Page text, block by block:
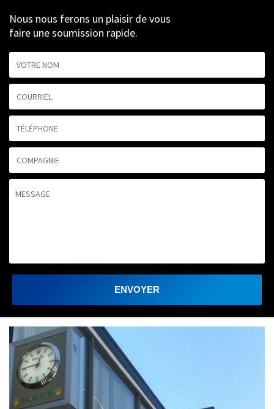
Nous nous ferons un plaisir de vous
faire une soumission rapide.